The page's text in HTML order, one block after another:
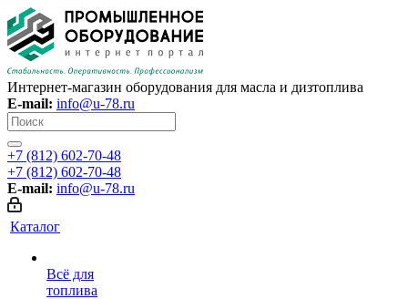
Интернет-магазин оборудования для масла и дизтоплива
E-mail: info@u-78.ru
+7 (812) 602-70-48
+7 (812) 602-70-48
E-mail: info@u-78.ru
Каталог
Всё для
топлива